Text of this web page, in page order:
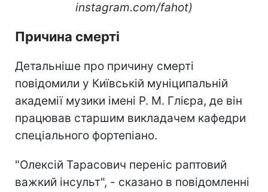
instagram.com/fahot)
Причина смерті
Детальніше про причину смерті
повідомили у Київській муніципальній
академії музики імені Р. М. Глієра, де він
працював старшим викладачем кафедри
спеціального фортепіано.
"Олексій Тарасович переніс раптовий
важкий інсульт", - сказано в повідомленні